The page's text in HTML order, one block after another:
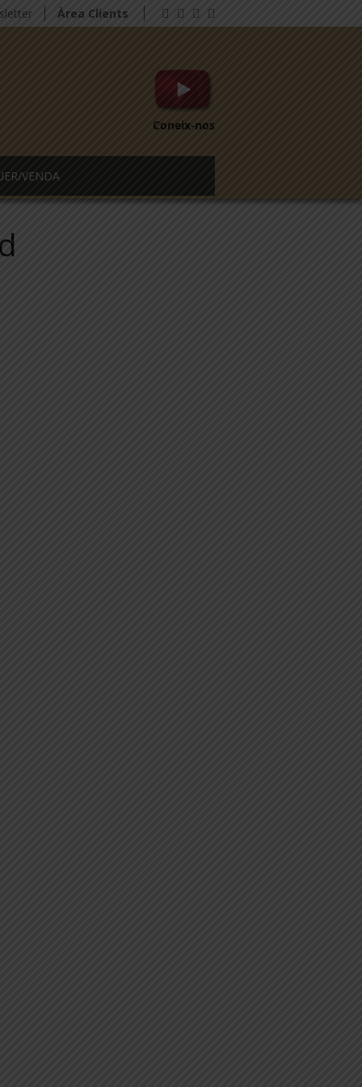
Àrea Clients
Coneix-nos
VENDA